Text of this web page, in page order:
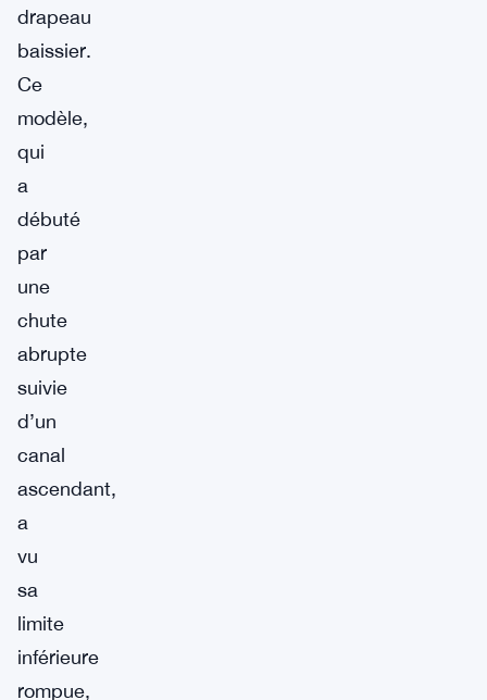
drapeau
baissier.
Ce
modèle,
qui
a
débuté
par
une
chute
abrupte
suivie
d’un
canal
ascendant,
a
vu
sa
limite
inférieure
rompue,